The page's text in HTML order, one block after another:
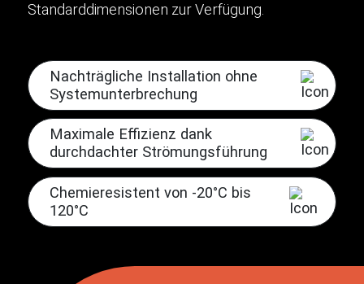
Standarddimensionen zur Verfügung.
Nachträgliche Installation ohne
Systemunterbrechung
Maximale Effizienz dank
durchdachter Strömungsführung
Chemieresistent von -20°C bis
120°C